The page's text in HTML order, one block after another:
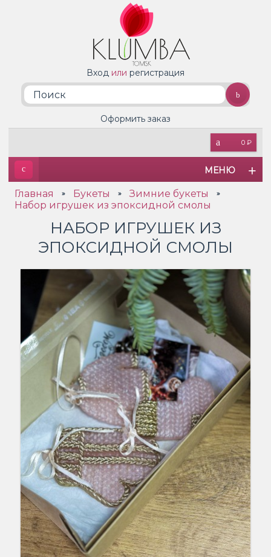
Вход или регистрация
0 ₽
Оформить заказ
МЕНЮ
Главная » Букеты » Зимние букеты »
Набор игрушек из эпоксидной смолы
НАБОР ИГРУШЕК ИЗ
ЭПОКСИДНОЙ СМОЛЫ